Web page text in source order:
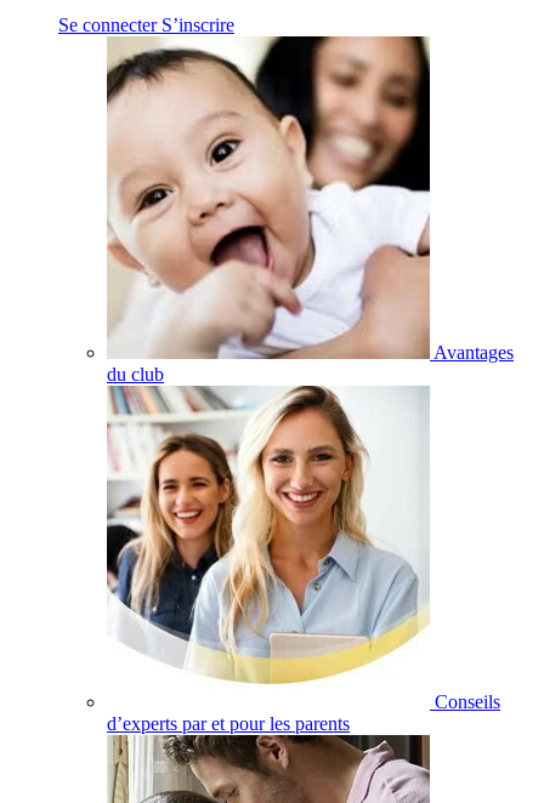
Se connecter S’inscrire
Avantages
du club
Conseils
d’experts par et pour les parents